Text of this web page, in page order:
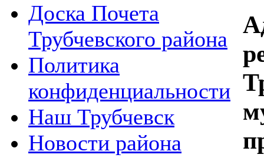
Доска Почета
Трубчевского района
Политика
конфиденциальности
Наш Трубчевск
Новости района